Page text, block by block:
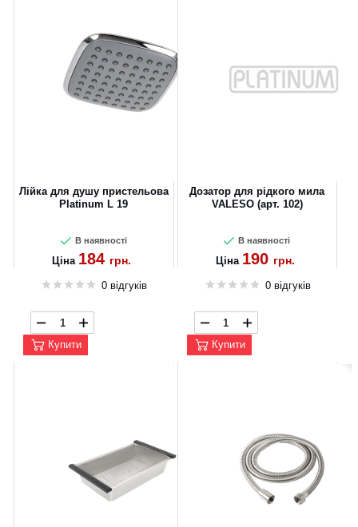
Лійка для душу пристельова
Platinum L 19
В наявності
Ціна 184 грн.
0 відгуків
Купити
Дозатор для рідкого мила
VALESO (арт. 102)
В наявності
Ціна 190 грн.
0 відгуків
Купити